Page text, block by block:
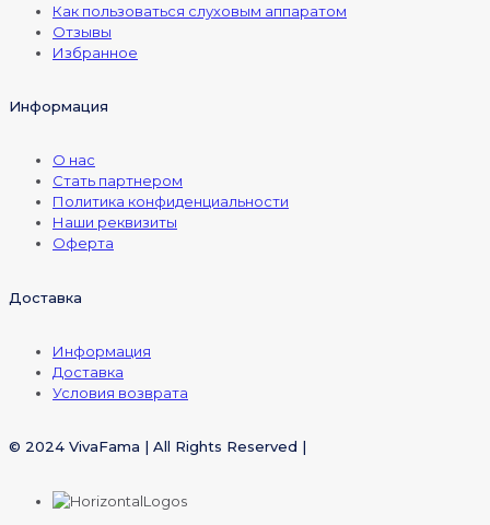
Как пользоваться слуховым аппаратом
Отзывы
Избранное
Информация
О нас
Стать партнером
Политика конфиденциальности
Наши реквизиты
Оферта
Доставка
Информация
Доставка
Условия возврата
© 2024 VivaFama | All Rights Reserved |